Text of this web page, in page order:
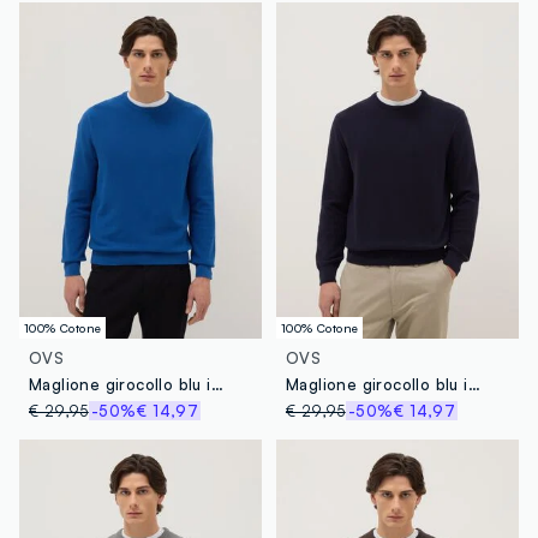
Fornitore di prodotto finito
TITAS SWEATER INDUSTRIES LIMIT
MADE IN BANGLADESH
100% Cotone
OVS
Maglione girocollo blu in puro cotone regular fit
€ 29,95-50%€ 14,97
100% Cotone
OVS
Maglione girocollo blu in puro cotone regular fit
€ 29,95 -50%€ 14,97